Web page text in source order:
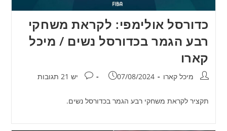
כדורסל אולימפי: לקראת משחקי
רבע הגמר בכדורסל נשים / מיכל
קארו
מחבר:מיכל קארו פורסם:
07/08/2024 תגובות:
יש 21 תגובות
תקציר לקראת משחקי רבע הגמר בכדורסל נשים.